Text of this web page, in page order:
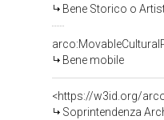
Bene Storico o
Bene mobile
<https://w3id.org/
Soprintendenza